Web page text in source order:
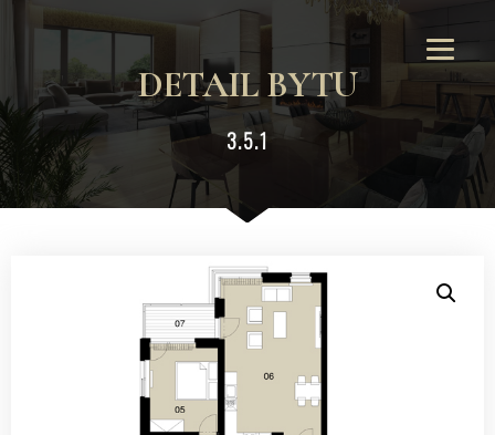
DETAIL BYTU
3.5.1